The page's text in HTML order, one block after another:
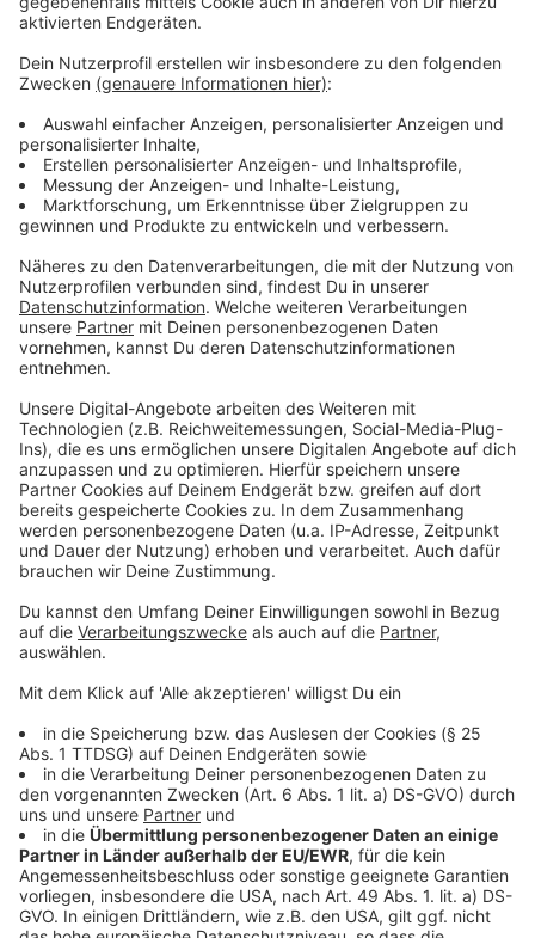
werden. So weit sei die Forschung aber noch lange
Uniklinik in Köln
Anzeige
Ergebnisse gelten nur für eine bestimmte
Brustkrebsvariante
Anzeige
Es handelt sich also erstmal noch um eine
Ergebnisse nur für eine ganz bestimmte
Brustkrebsvariante. "Es gibt verschiedene Untertypen:
Hormon-empfindlich, triple-negativ und HER2-positiv.
Der HER2-positive Untertyp kommt bei ungefähr 15
Prozent aller Brustkrebserkrankungen vor", erklärt
Malter. Daher hilft der Impfstoff aktuell nur einer
kleinen Gruppe an Krebspatientinnen. Trotzdem sind
die Studienergebnisse von Bedeutung, sagt der
Experte. "Es ist ein Durchbruch, weil man zeigt, dass
Tumorzellen angreifen und abtöten kann. Für die
Versorgung aller weltweiten Brustkrebspatientinnen
ist das noch nicht ein Standard, aber es ist ein Hinweis,
dass dieser Weg weitergegangen wird." Bis es
tatsächlich einen präventiven Impfstoff gegen
Brustkrebs gebe, dauere es laut Malter wahrscheinlich
noch zehn bis fünfzehn Jahre. Durch die Studie gibt es
nun aber zum ersten Mal einen konkreten Ansatz.